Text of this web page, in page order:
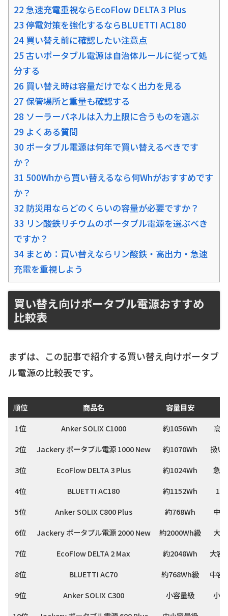
22 急速充電重視ならEcoFlow DELTA 3 Plus
23 停電対策を強化するならBLUETTI AC180
24 買い替え前に確認したい注意点
25 古いポータブル電源は自治体ルールに従って処
分する
26 買い替え時は容量だけでなく出力を見る
27 保管場所と重量も確認する
28 ソーラーパネルは入力上限に合うものを選ぶ
29 よくある質問
30 ポータブル電源は何年で買い替えるべきです
か？
31 500Whから買い替えるなら何Whがおすすめです
か？
32 防災用ならどのくらいの容量が必要ですか？
33 リン酸鉄リチウムのポータブル電源を選ぶべき
ですか？
34 まとめ：買い替えならリン酸鉄・高出力・急速
充電を重視しよう
買い替え向けポータブル電源おすすめ
比較表
まずは、この記事で紹介する買い替え向けポータブ
ル電源の比較表です。
順位 商品名
容量目安
1位
Anker SOLIX C1000 約1056Wh
高
2位
Jackery ポータブル電源 1000 New 約1070Wh
扱い
3位
EcoFlow DELTA 3 Plus 約1024Wh
急
4位
BLUETTI AC180 約1152Wh
5位
Anker SOLIX C800 Plus 約768Wh
中
6位
Jackery ポータブル電源 2000 New 約2000Wh級
大
7位
EcoFlow DELTA 2 Max 約2048Wh
大容
8位
BLUETTI AC70 約768Wh級
中容
9位
Anker SOLIX C300 小容量級
小